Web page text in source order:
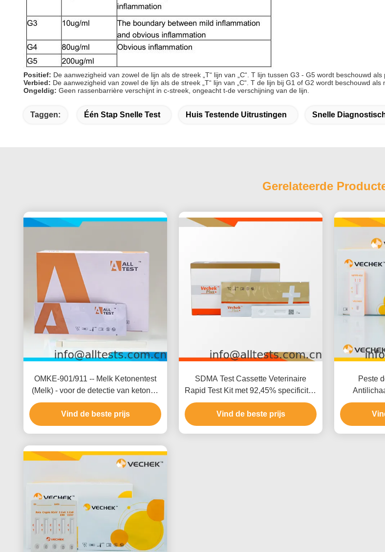
Positief: De aanwezigheid van zowel de lijn als de streek „T“ lijn van „C“. T lijn tussen G3 - G5 wordt beschouwd als
Verbied: De aanwezigheid van zowel de lijn als de streek „T“ lijn van „C“. T de lijn bij G1 of G2 wordt beschouwd als
Ongeldig: Geen rassenbarrière verschijnt in c-streek, ongeacht t-de verschijning van de lijn.
Taggen: Één Stap Snelle Test Huis Testende Uitrustingen Snelle
Gerelateerde
OMKE-901/911 -- Melk Ketonentest
(Melk) - voor de detectie van ketonen
in melk
Vind de beste prijs
SDMA Test Cassette Veterinaire
Rapid Test Kit met 92,45% specificiteit
93,58% nauwkeurigheid en 94,64%
gevoeligheid voor testen bij honden
en katten
Vind de beste prijs
Peste
Cassette